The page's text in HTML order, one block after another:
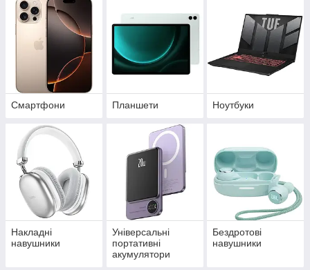
Смартфони Планшети Ноутбуки
Накладні
навушники
Універсальні
портативні
акумулятори
Бездротові
навушники